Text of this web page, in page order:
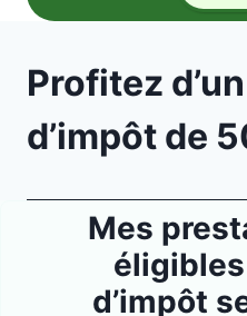
Profitez
d’impôt de
Mes
d’impôt